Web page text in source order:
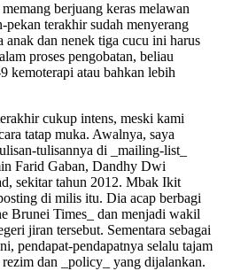
berjuang keras melawan
terakhir sudah menyerang
anak dan nenek tiga cucu ini harus
proses pengobatan, beliau
kemoterapi atau bahkan lebih
cukup intens, meski kami
tatap muka. Awalnya, saya
tulisannya di _mailing-list_
Farid Gaban, Dandhy Dwi
sekitar tahun 2012. Mbak Ikit
di milis itu. Dia acap berbagi
Brunei Times_ dan menjadi wakil
jiran tersebut. Sementara sebagai
pendapat-pendapatnya selalu tajam
dan _policy_ yang dijalankan.